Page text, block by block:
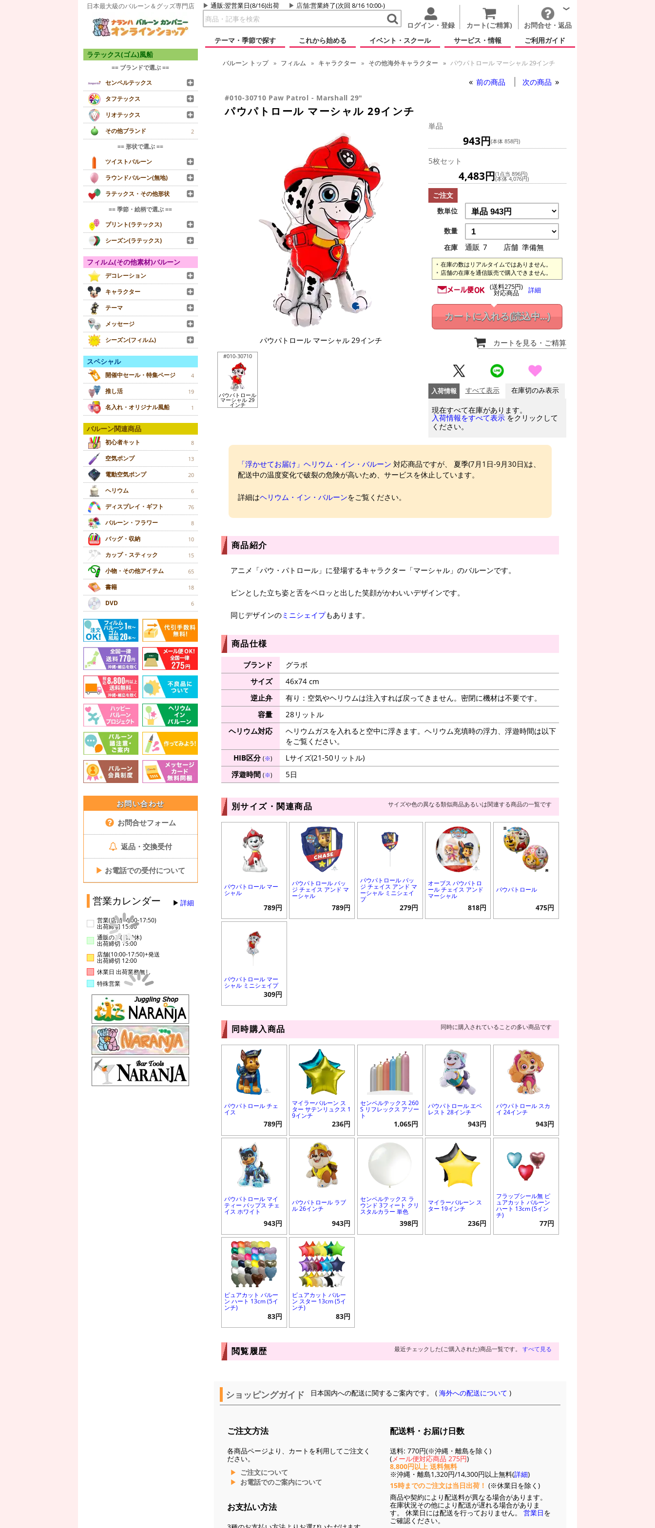
日本最大級のバルーン＆グッズ専門店 通販:翌営業日(8/16)出荷 店舗:営業終了(次回 8/16 10:00-)
ログイン・登録 カート(ご精算)
お問合せ・返品
テーマ・季節で探す
これから始める イベント・スクール サービス・情報 ご利用ガイド
ラテックス(ゴム)風船
== ブランドで選ぶ ==
センペルテックス
タフテックス
リオテックス
その他ブランド
2
== 形状で選ぶ ==
ツイストバルーン
ラウンドバルーン(無地)
ラテックス・その他形状
== 季節・絵柄で選ぶ ==
プリント(ラテックス)
シーズン(ラテックス)
フィルム(その他素材)バルーン
デコレーション
キャラクター
テーマ
メッセージ
シーズン(フィルム)
スペシャル
開催中セール・特集ページ 4
推し活 19
名入れ・オリジナル風船 1
バルーン関連商品
初心者キット 8
空気ポンプ 13
電動空気ポンプ 20
ヘリウム 6
ディスプレイ・ギフト 76
バルーン・フラワー 8
バッグ・収納 10
カップ・スティック 15
小物・その他アイテム 65
書籍 18
DVD 6
お問い合わせ
お問合せフォーム
返品・交換受付
▶ お電話での受付について
営業カレンダー 詳細
営業(店舗14:00-17:50)
出荷締切 15:00
通販のみ(店舗休)
出荷締切 15:00
店舗(10:00-17:50)+発送
出荷締切 12:00
休業日 出荷業務無し
特殊営業
バルーン トップ フィルム キャラクター その他海外キャラクター パウパトロール マーシャル 29インチ
前の商品 次の商品
#010-30710 Paw Patrol - Marshall 29"
パウパトロール マーシャル 29インチ
パウパトロール マーシャル 29インチ
#010-30710
パウパトロール
マーシャル 29
インチ
単品
943円(本体 858円)
5枚セット
4,483円(1点当 896円)
(本体 4,076円)
ご注文
数単位
数量
在庫
通販 7 店舗 準備無
在庫の数はリアルタイムではありません。
店舗の在庫を通信販売で購入できません。
(送料275円)
対応商品 詳細
カートに入れる(読込中...)
カートを見る ・ご精算
入荷情報 すべて表示 在庫切のみ表示
現在すべて在庫があります。
入荷情報をすべて表示 をクリックして
ください。
「浮かせてお届け」ヘリウム・イン・バルーン 対応商品ですが、 夏季(7月1日-9月30日)は、
配送中の温度変化で破裂の危険が高いため、サービスを休止しています。
詳細はヘリウム・イン・バルーンをご覧ください。
商品紹介
アニメ「パウ・パトロール」に登場するキャラクター「マーシャル」のバルーンです。
ピンとした立ち姿と舌をペロッと出した笑顔がかわいいデザインです。
同じデザインのミニシェイプもあります。
商品仕様
ブランド
グラボ
サイズ
46x74 cm
逆止弁
有り：空気やヘリウムは注入すれば戻ってきません。密閉に機材は不要です。
容量
28リットル
ヘリウム対応
ヘリウムガスを入れると空中に浮きます。ヘリウム充填時の浮力、浮遊時間は以下
をご覧ください。
HIB区分(※)
Lサイズ(21-50リットル)
浮遊時間 (※) 5日
別サイズ・関連商品 サイズや色の異なる類似商品あるいは関連する商品の一覧です
パウパトロール マー
シャル
789円
パウパトロール バッ
ジ チェイス アンド マ
ーシャル
789円
パウパトロール バッ
ジ チェイス アンド マ
ーシャル ミニシェイ
プ
279円
オーブス パウパトロ
ール チェイス アンド
マーシャル
818円
パウパトロール
475円
パウパトロール マー
シャル ミニシェイプ
309円
同時購入商品 同時に購入されていることの多い商品です
パウパトロール チェ
イス
789円
マイラーバルーン ス
ター サテンリュクス 1
9インチ
236円
センペルテックス 260
S リフレックス アソー
ト
1,065円
パウパトロール エベ
レスト 28インチ
943円
パウパトロール スカ
イ 24インチ
943円
パウパトロール マイ
ティー パップス チェ
イス ホワイト
943円
パウパトロール ラブ
ル 26インチ
943円
センペルテックス ラ
ウンド 3フィート クリ
スタルカラー 単色
398円
マイラーバルーン ス
ター 19インチ
236円
フラップシール無 ピ
ュアカット バルーン
ハート 13cm (5イン
チ)
77円
ピュアカット バルー
ン ハート 13cm (5イ
ンチ)
83円
ピュアカット バルー
ン スター 13cm (5イ
ンチ)
83円
閲覧履歴 最近チェックした(ご購入された)商品一覧です。 すべて見る
ショッピングガイド 日本国内への配送に関するご案内です。 (海外への配送について )
ご注文方法
各商品ページより、カートを利用してご注文く
ださい。
ご注文について
お電話でのご案内について
お支払い方法
配送料・お届け日数
送料: 770円(※沖縄・離島を除く)
(メール便対応商品 275円)
8,800円以上 送料無料
※沖縄・離島1,320円/14,300円以上無料(詳細)
15時までのご注文は当日出荷！ (※休業日を除く)
商品や契約により配送料が異なる場合があります。
在庫状況その他により配送が遅れる場合がありま
す。 休業日には配送を行っておりません。 営業日を
ご確認ください。